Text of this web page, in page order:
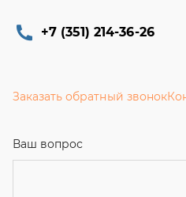
+7 (351) 214-36-26
Заказать обратный звонок
Ваш вопрос